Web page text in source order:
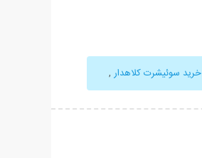
خرید سوئیشرت کلاهدار ,